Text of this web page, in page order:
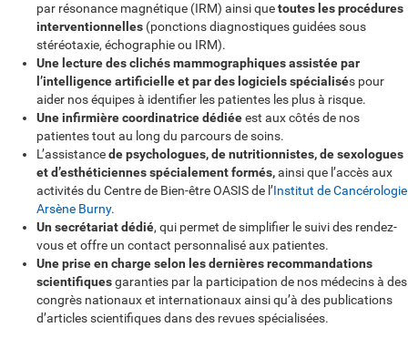
par résonance magnétique (IRM) ainsi quetoutes les procédures
interventionnelles (ponctions diagnostiques guidées sous
stéréotaxie, échographie ou IRM).
Une lecture des clichés mammographiques assistée par
l’intelligence artificielle et par des logiciels spécialisés pour
aider nos équipes à identifier les patientes les plus à risque.
Une infirmière coordinatrice dédiéeest aux côtés de nos
patientes tout au long du parcours de soins.
L’assistancede psychologues, de nutritionnistes, de sexologues
et d’esthéticiennes spécialement formés,ainsi que l’accès aux
activités du Centre de Bien-être OASIS de l’Institut de Cancérologie
Arsène Burny.
Un secrétariat dédié, qui permet de simplifier le suivi des rendez-
vous et offre un contact personnalisé aux patientes.
Une prise en charge selon les dernières recommandations
scientifiquesgaranties par la participation de nos médecins à des
congrès nationaux et internationaux ainsi qu’à des publications
d’articles scientifiques dans des revues spécialisées.